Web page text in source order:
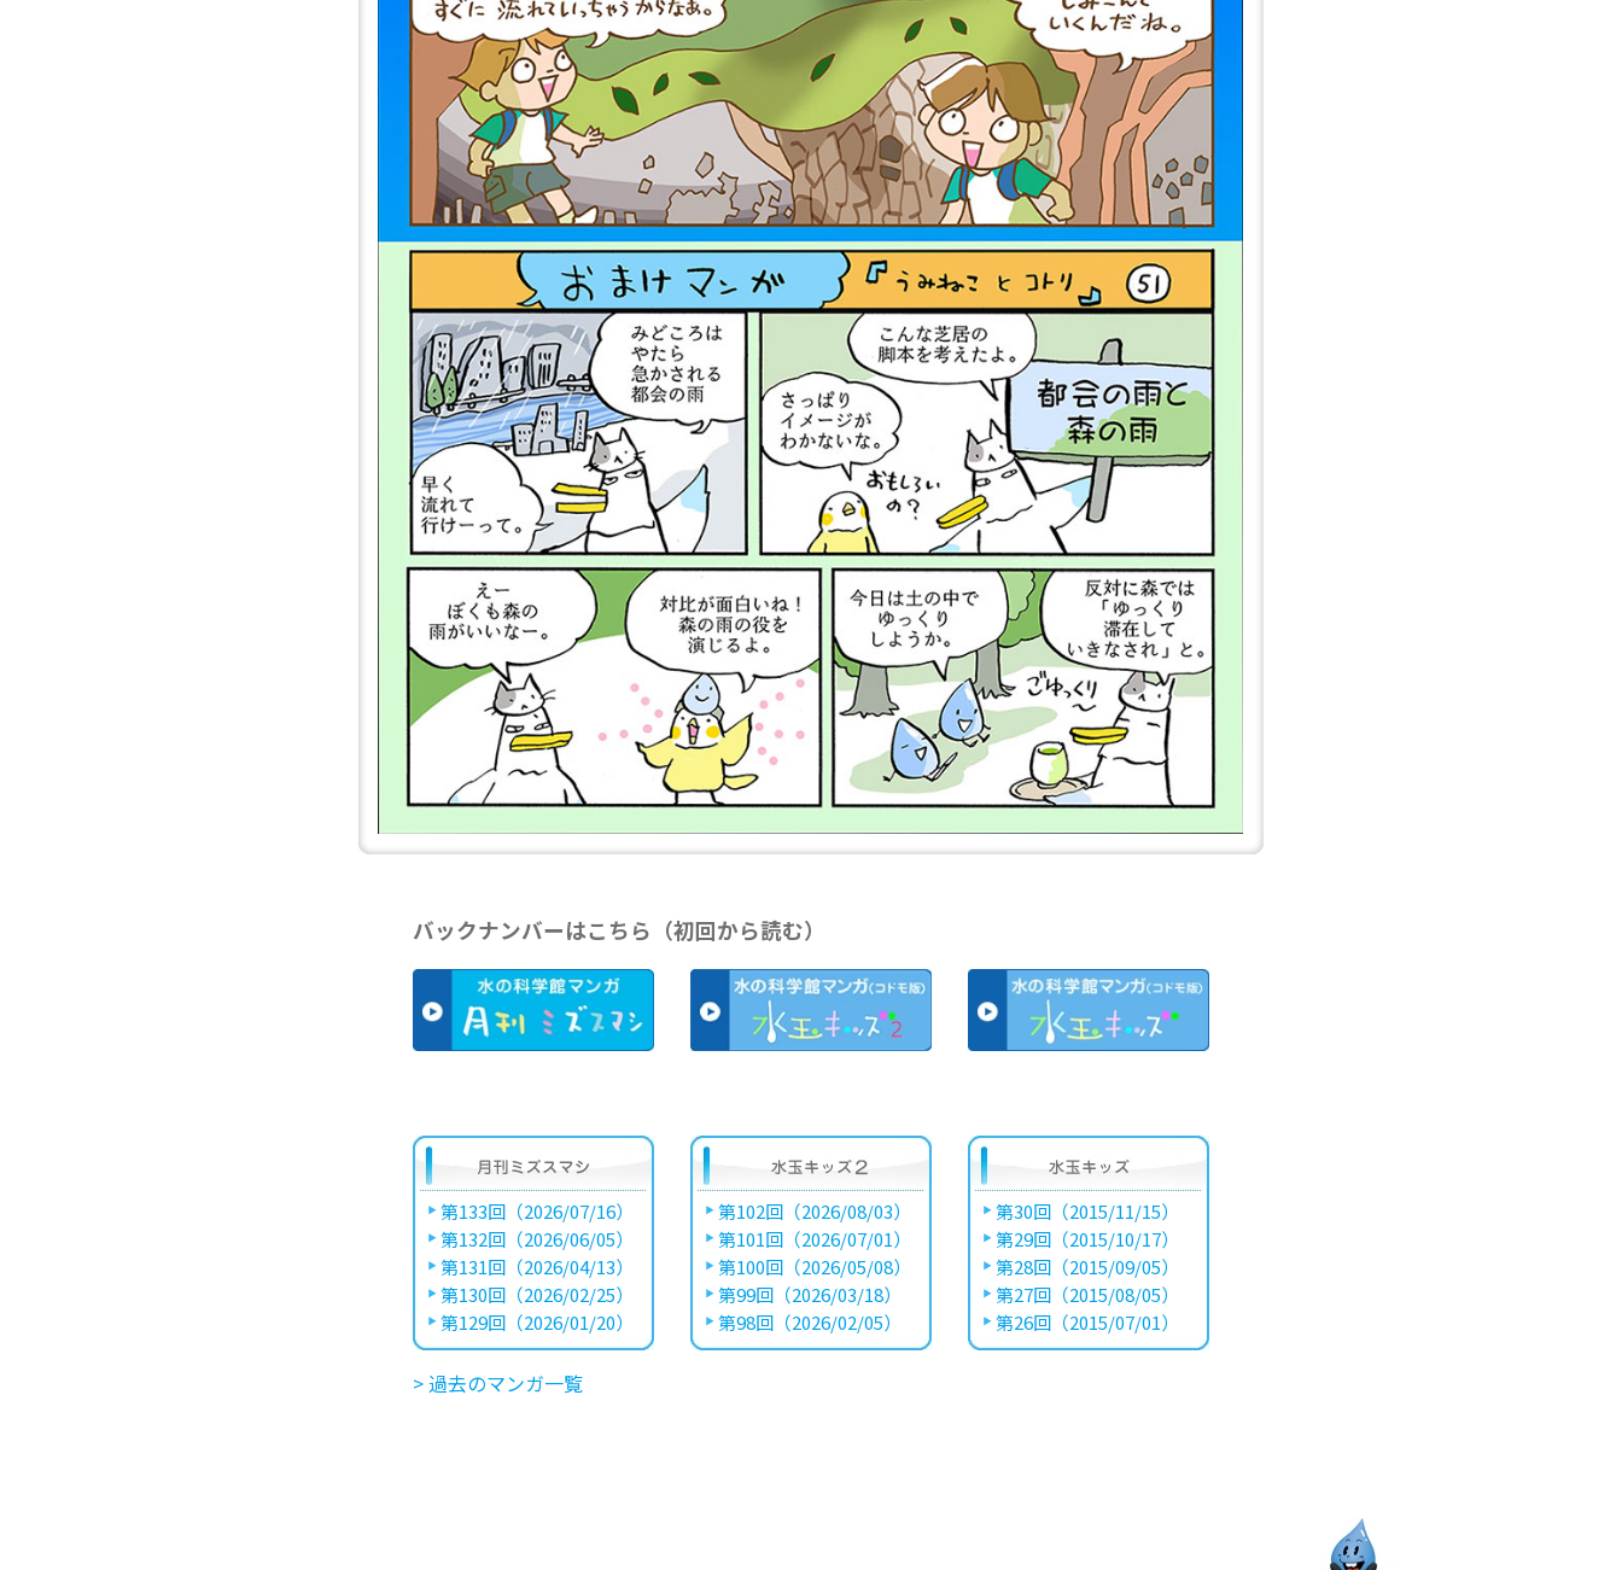
バックナンバーはこちら（初回から読む）
第133回（2026/07/16）
第132回（2026/06/05）
第131回（2026/04/13）
第130回（2026/02/25）
第129回（2026/01/20）
第102回（2026/08/03）
第101回（2026/07/01）
第100回（2026/05/08）
第99回（2026/03/18）
第98回（2026/02/05）
第30回（2015/11/15）
第29回（2015/10/17）
第28回（2015/09/05）
第27回（2015/08/05）
第26回（2015/07/01）
> 過去のマンガ一覧